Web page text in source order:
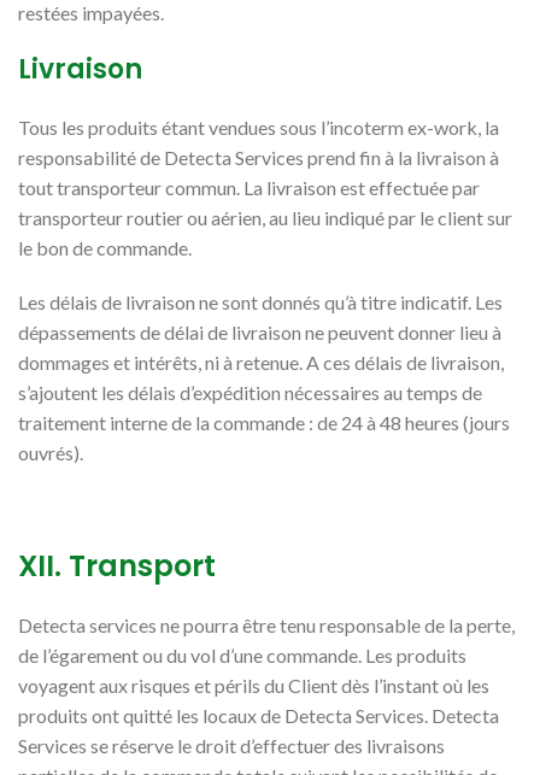
restées impayées.
Livraison
Tous les produits étant vendues sous l’incoterm ex-work, la
responsabilité de Detecta Services prend fin à la livraison à
tout transporteur commun. La livraison est effectuée par
transporteur routier ou aérien, au lieu indiqué par le client sur
le bon de commande.
Les délais de livraison ne sont donnés qu’à titre indicatif. Les
dépassements de délai de livraison ne peuvent donner lieu à
dommages et intérêts, ni à retenue. A ces délais de livraison,
s’ajoutent les délais d’expédition nécessaires au temps de
traitement interne de la commande : de 24 à 48 heures (jours
ouvrés).
XII. Transport
Detecta services ne pourra être tenu responsable de la perte,
de l’égarement ou du vol d’une commande. Les produits
voyagent aux risques et périls du Client dès l’instant où les
produits ont quitté les locaux de Detecta Services. Detecta
Services se réserve le droit d’effectuer des livraisons